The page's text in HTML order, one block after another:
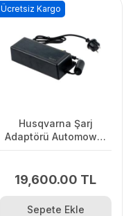
Husqvarna Şarj
Adaptörü Automower
19,600.00 TL
Ücretsiz Kargo
Sepete Ekle